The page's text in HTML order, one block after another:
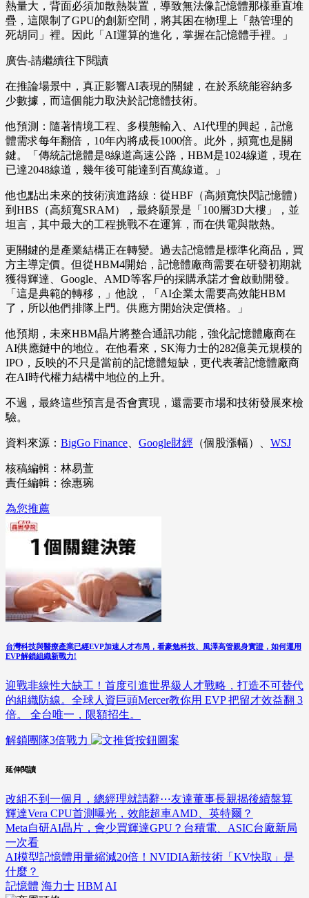
熱量大，背面必須加散熱裝置，導致無法像記憶體那樣垂直堆
疊，這限制了GPU的創新空間，將其困在物理上「熱管理的
死胡同」裡。因此「AI運算的進化，掌握在記憶體手裡。」
廣告-請繼續往下閱讀
在推論場景中，真正影響AI表現的關鍵，在於系統能容納多
少數據，而這個能力取決於記憶體技術。
他預測：隨著情境工程、多模態輸入、AI代理的興起，記憶
體需求每年翻倍，10年內將成長1000倍。此外，頻寬也是關
鍵。「傳統記憶體是8線道高速公路，HBM是1024線道，現在
已達2048線道，幾年後可能達到百萬線道。」
他也點出未來的技術演進路線：從HBF（高頻寬快閃記憶體）
到HBS（高頻寬SRAM），最終願景是「100層3D大樓」，並
坦言，其中最大的工程挑戰不在運算，而在供電與散熱。
更關鍵的是產業結構正在轉變。過去記憶體是標準化商品，買
方主導定價。但從HBM4開始，記憶體廠商需要在研發初期就
獲得輝達、Google、AMD等客戶的採購承諾才會啟動開發。
「這是典範的轉移，」他說，「AI企業太需要高效能HBM
了，所以他們排隊上門。供應方開始決定價格。」
他預期，未來HBM晶片將整合通訊功能，強化記憶體廠商在
AI供應鏈中的地位。在他看來，SK海力士的282億美元規模的
IPO，反映的不只是當前的記憶體短缺，更代表著記憶體廠商
在AI時代權力結構中地位的上升。
不過，最終這些預言是否會實現，還需要市場和技術發展來檢
驗。
資料來源： BigGo Finance、 Google財經 （個股漲幅）、 WSJ
核稿編輯：林易萱
責任編輯：徐惠琬
為您推薦
台灣科技與醫療產業已經EVP加速人才布局，看豪勉科技、風澤高管親身實證，如何運用
EVP解鎖組織新戰力!
迎戰非線性大缺工！首度引進世界級人才戰略，打造不可替代
的組織防線。全球人資巨頭Mercer教你用 EVP 把留才效益翻 3
倍。 全台唯一，限額招生。
解鎖團隊3倍戰力
延伸閱讀
改組不到一個月，總經理就請辭⋯友達董事長親揭後續盤算
輝達Vera CPU首測曝光，效能超車AMD、英特爾？
Meta自研AI晶片，會少買輝達GPU？台積電、ASIC台廠新局
一次看
AI模型記憶體用量縮減20倍！NVIDIA新技術「KV快取」是
什麼？
記憶體 海力士 HBM AI